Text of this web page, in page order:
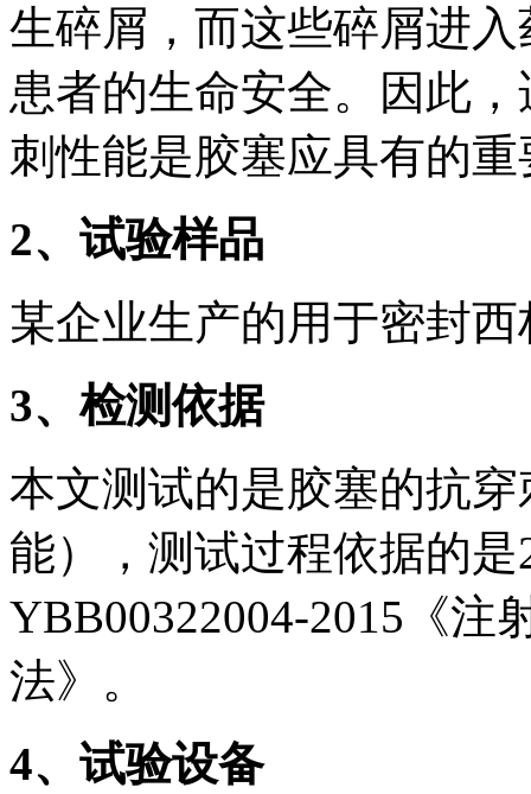
生碎屑，而这些碎屑进
患者的生命安全。因此
刺性能是胶塞应具有的
2、试验样品
某企业生产的用于密封
3、检测依据
本文测试的是胶塞的抗
能），测试过程依据的
YBB00322004-2015《注
法》。
4、试验设备